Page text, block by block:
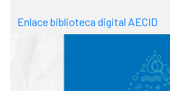
Enlace biblioteca digital AECID